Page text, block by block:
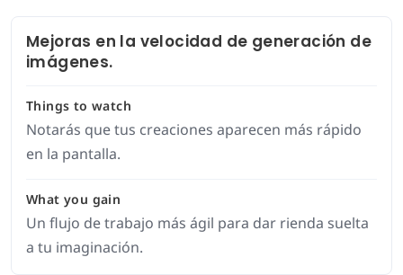
Mejoras en la velocidad de generación de
imágenes.
Things to watch
Notarás que tus creaciones aparecen más rápido
en la pantalla.
What you gain
Un flujo de trabajo más ágil para dar rienda suelta
a tu imaginación.